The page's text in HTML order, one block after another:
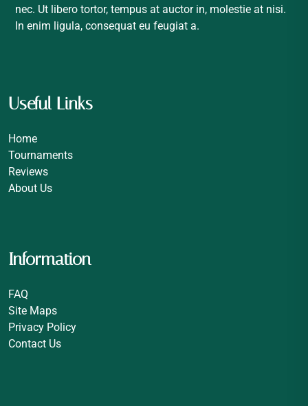
nec. Ut libero tortor, tempus at auctor in, molestie at nisi.
In enim ligula, consequat eu feugiat a.
Useful Links
Home
Tournaments
Reviews
About Us
Information
FAQ
Site Maps
Privacy Policy
Contact Us